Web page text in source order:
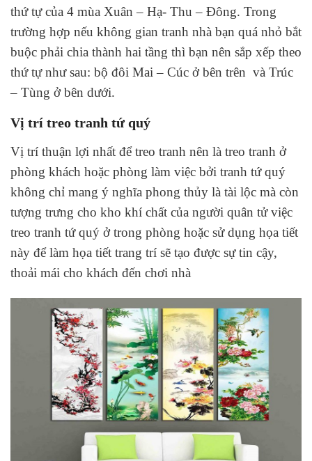
thứ tự của 4 mùa Xuân – Hạ- Thu – Đông. Trong
trường hợp nếu không gian tranh nhà bạn quá nhỏ bắt
buộc phải chia thành hai tầng thì bạn nên sắp xếp theo
thứ tự như sau: bộ đôi Mai – Cúc ở bên trên và Trúc
– Tùng ở bên dưới.
Vị trí treo tranh tứ quý
Vị trí thuận lợi nhất để treo tranh nên là treo tranh ở
phòng khách hoặc phòng làm việc bởi tranh tứ quý
không chỉ mang ý nghĩa phong thủy là tài lộc mà còn
tượng trưng cho kho khí chất của người quân tử việc
treo tranh tứ quý ở trong phòng hoặc sử dụng họa tiết
này để làm họa tiết trang trí sẽ tạo được sự tin cậy,
thoải mái cho khách đến chơi nhà